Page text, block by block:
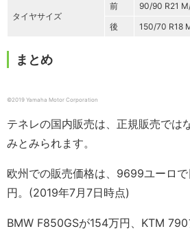
タイヤサイズ
前
90/90 R21
後
150/70 R18
まとめ
©2019 Yamaha Motor Corporation
テネレの国内販売は、正規販売では
みとみられます。
欧州での販売価格は、9699ユーロ
円。(2019年7月7日時点)
BMW F850GSが154万円、KTM